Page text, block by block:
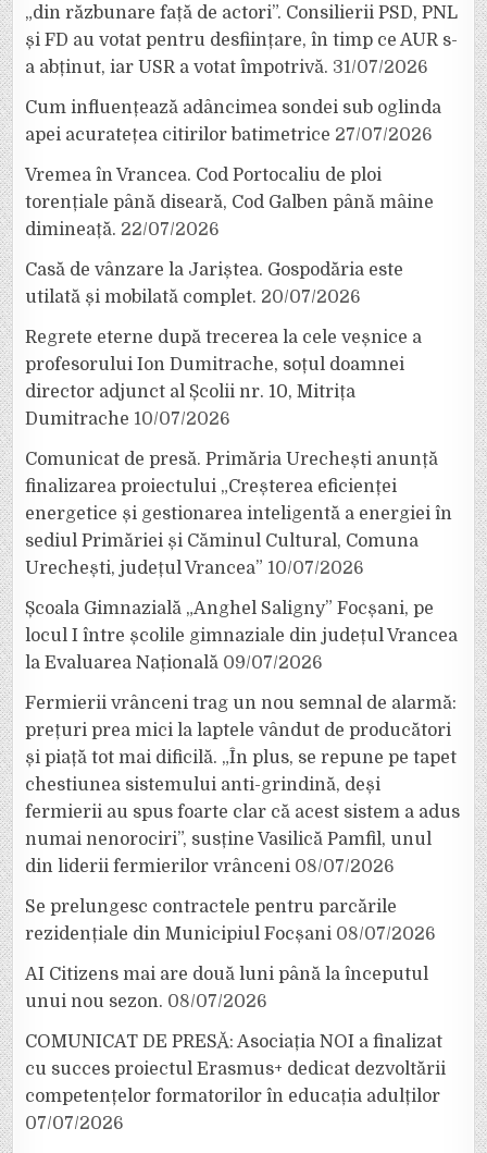
„din răzbunare față de actori”. Consilierii PSD, PNL
și FD au votat pentru desființare, în timp ce AUR s-
a abținut, iar USR a votat împotrivă. 31/07/2026
Cum influențează adâncimea sondei sub oglinda
apei acuratețea citirilor batimetrice 27/07/2026
Vremea în Vrancea. Cod Portocaliu de ploi
torențiale până diseară, Cod Galben până mâine
dimineață. 22/07/2026
Casă de vânzare la Jariștea. Gospodăria este
utilată și mobilată complet. 20/07/2026
Regrete eterne după trecerea la cele veșnice a
profesorului Ion Dumitrache, soțul doamnei
director adjunct al Școlii nr. 10, Mitrița
Dumitrache 10/07/2026
Comunicat de presă. Primăria Urechești anunță
finalizarea proiectului „Creșterea eficienței
energetice și gestionarea inteligentă a energiei în
sediul Primăriei și Căminul Cultural, Comuna
Urechești, județul Vrancea” 10/07/2026
Școala Gimnazială „Anghel Saligny” Focșani, pe
locul I între școlile gimnaziale din județul Vrancea
la Evaluarea Națională 09/07/2026
Fermierii vrânceni trag un nou semnal de alarmă:
prețuri prea mici la laptele vândut de producători
și piață tot mai dificilă. „În plus, se repune pe tapet
chestiunea sistemului anti-grindină, deși
fermierii au spus foarte clar că acest sistem a adus
numai nenorociri”, susține Vasilică Pamfil, unul
din liderii fermierilor vrânceni 08/07/2026
Se prelungesc contractele pentru parcările
rezidențiale din Municipiul Focșani 08/07/2026
AI Citizens mai are două luni până la începutul
unui nou sezon. 08/07/2026
COMUNICAT DE PRESĂ: Asociația NOI a finalizat
cu succes proiectul Erasmus+ dedicat dezvoltării
competențelor formatorilor în educația adulților
07/07/2026